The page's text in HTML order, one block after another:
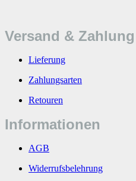
Versand & Zahlung
Lieferung
Zahlungsarten
Retouren
Informationen
AGB
Widerrufsbelehrung